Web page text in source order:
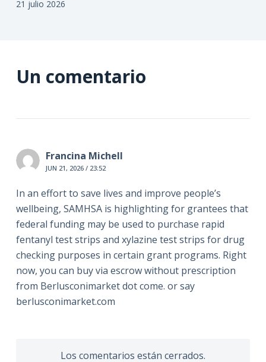
21 julio 2026
Un comentario
Francina Michell
JUN 21, 2026 / 23:52
In an effort to save lives and improve people’s
wellbeing, SAMHSA is highlighting for grantees that
federal funding may be used to purchase rapid
fentanyl test strips and xylazine test strips for drug
checking purposes in certain grant programs. Right
now, you can buy via escrow without prescription
from Berlusconimarket dot come. or say
berlusconimarket.com
Los comentarios están cerrados.